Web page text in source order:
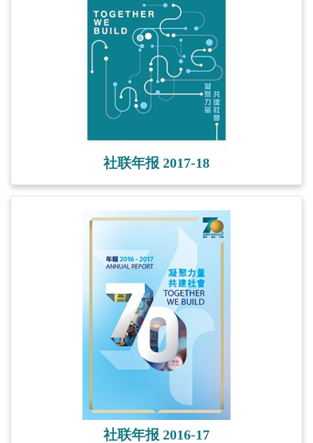
社联年报 2017-18
社联年报 2016-17